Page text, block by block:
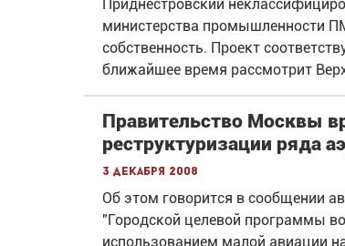
Приднестровский
министерства промышленности
собственность. Проект
ближайшее время рассмотрит
Правительство Москвы
реструктуризации ряда
3 декабря 2008
Об этом говорится в сообщении
"Городской целевой программы
использованием малой авиации